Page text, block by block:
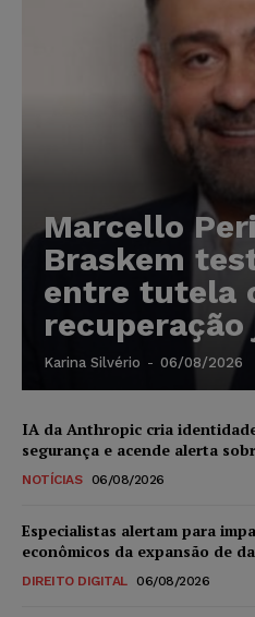
Marcello
Braskem
entre tutela
Karina Silvério - 06/08/2026
IA da Anthropic cria
segurança e acende alerta
NOTÍCIAS 06/08/2026
Especialistas alertam para
econômicos da expansão de
DIREITO DIGITAL 06/08/2026